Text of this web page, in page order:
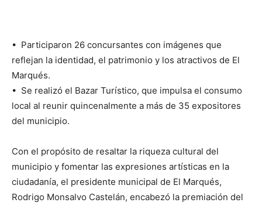
•⁠ ⁠Participaron 26 concursantes con imágenes que
reflejan la identidad, el patrimonio y los atractivos de El
Marqués.
•⁠ ⁠Se realizó el Bazar Turístico, que impulsa el consumo
local al reunir quincenalmente a más de 35 expositores
del municipio.
Con el propósito de resaltar la riqueza cultural del
municipio y fomentar las expresiones artísticas en la
ciudadanía, el presidente municipal de El Marqués,
Rodrigo Monsalvo Castelán, encabezó la premiación del